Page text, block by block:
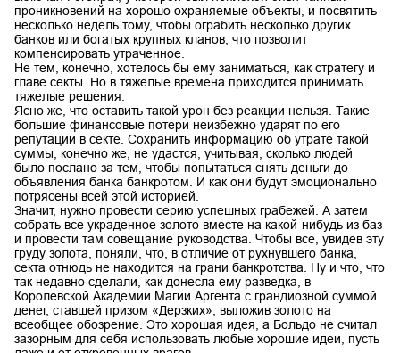
проникновений на хорошо охраняемые объекты, и посвятить
несколько недель тому, чтобы ограбить несколько других
банков или богатых крупных кланов, что позволит
компенсировать утраченное.
Не тем, конечно, хотелось бы ему заниматься, как стратегу и
главе секты. Но в тяжелые времена приходится принимать
тяжелые решения.
Ясно же, что оставить такой урон без реакции нельзя. Такие
большие финансовые потери неизбежно ударят по его
репутации в секте. Сохранить информацию об утрате такой
суммы, конечно же, не удастся, учитывая, сколько людей
было послано за тем, чтобы попытаться снять деньги до
объявления банка банкротом. И как они будут эмоционально
потрясены всей этой историей.
Значит, нужно провести серию успешных грабежей. А затем
собрать все украденное золото вместе на какой-нибудь из баз
и провести там совещание руководства. Чтобы все, увидев эту
груду золота, поняли, что, в отличие от рухнувшего банка,
секта отнюдь не находится на грани банкротства. Ну и что, что
так недавно сделали, как донесла ему разведка, в
Королевской Академии Магии Аргента с грандиозной суммой
денег, ставшей призом «Дерзких», выложив золото на
всеобщее обозрение. Это хорошая идея, а Больдо не считал
зазорным для себя использовать любые хорошие идеи, пусть